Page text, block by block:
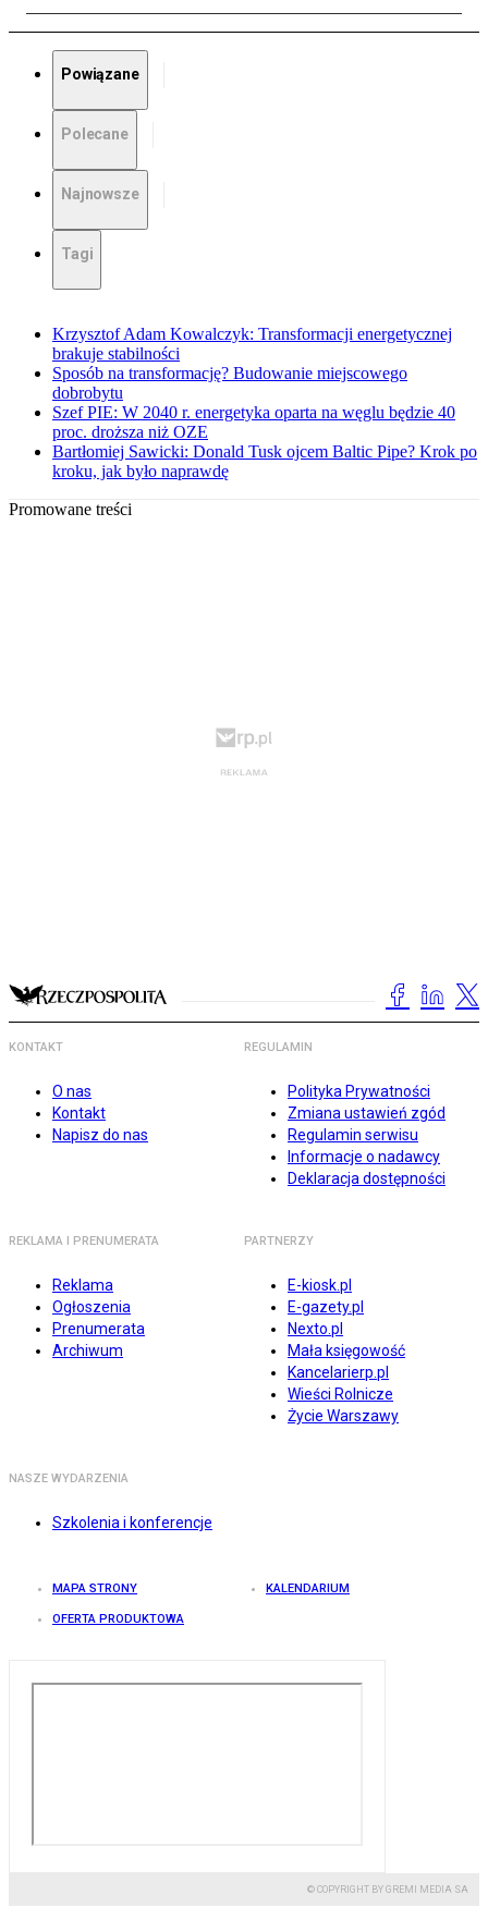
Powiązane
Polecane
Najnowsze
Tagi
Krzysztof Adam Kowalczyk: Transformacji energetycznej
brakuje stabilności
Sposób na transformację? Budowanie miejscowego
dobrobytu
Szef PIE: W 2040 r. energetyka oparta na węglu będzie 40
proc. droższa niż OZE
Bartłomiej Sawicki: Donald Tusk ojcem Baltic Pipe? Krok po
kroku, jak było naprawdę
Promowane treści
KONTAKT
O nas
Kontakt
Napisz do nas
REGULAMIN
Polityka Prywatności
Zmiana ustawień zgód
Regulamin serwisu
Informacje o nadawcy
Deklaracja dostępności
REKLAMA I PRENUMERATA
Reklama
Ogłoszenia
Prenumerata
Archiwum
PARTNERZY
E-kiosk.pl
E-gazety.pl
Nexto.pl
Mała księgowość
Kancelarierp.pl
Wieści Rolnicze
Życie Warszawy
NASZE WYDARZENIA
Szkolenia i konferencje
MAPA STRONY KALENDARIUM
OFERTA PRODUKTOWA
© COPYRIGHT BY GREMI MEDIA SA